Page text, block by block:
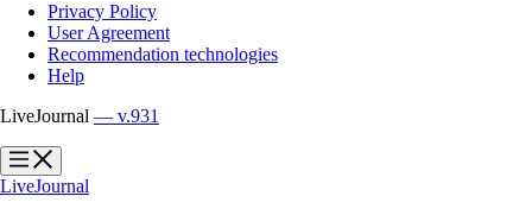
Privacy Policy
User Agreement
Recommendation technologies
Help
LiveJournal — v.931
?
?
LiveJournal